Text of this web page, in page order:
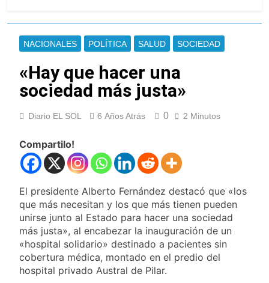
Cayetano
La Línea 148 pasó a ser
operada por La Central de
La Municipalidad de Quilmes
limpió sumideros y
desagües en medio de las
lluvias
Transporte: un asistente
Una gran convocatoria en
la obra teatral «Los
13 Horas Atrás
Marcha al Congreso: cortes,
desvíos y operativo de
seguridad por la protesta
contra la reforma de la Ley
de Tierras
17 Horas Atrás
Tormentas severas y fuertes
ráfagas de viento: más de
10 provincias bajo alerta
meteorológica
18 Horas Atrás
Senado debate el proyecto
NACIONALES POLÍTICA SALUD SOCIEDAD
«Hay que hacer una
sociedad más justa»
Diario EL SOL 6 Años Atrás 0 2 Minutos
Compartilo!
El presidente Alberto Fernández destacó que «los
que más necesitan y los que más tienen pueden
unirse junto al Estado para hacer una sociedad
más justa», al encabezar la inauguración de un
«hospital solidario» destinado a pacientes sin
cobertura médica, montado en el predio del
hospital privado Austral de Pilar.